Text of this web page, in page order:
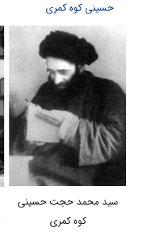
حسینی کوه کمری
سید محمد حجت حسینی
کوه کمری